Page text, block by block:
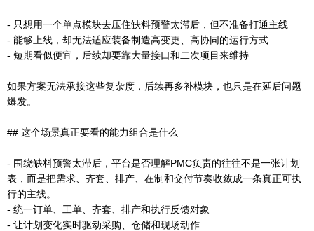
- 只想用一个单点模块去压住缺料预警太滞后，但不准备打通主线
- 能够上线，却无法适应装备制造高变更、高协同的运行方式
- 短期看似便宜，后续却要靠大量接口和二次项目来维持
如果方案无法承接这些复杂度，后续再多补模块，也只是在延后问题
爆发。
## 这个场景真正要看的能力组合是什么
- 围绕缺料预警太滞后，平台是否理解PMC负责的往往不是一张计划
表，而是把需求、齐套、排产、在制和交付节奏收敛成一条真正可执
行的主线。
- 统一订单、工单、齐套、排产和执行反馈对象
- 让计划变化实时驱动采购、仓储和现场动作